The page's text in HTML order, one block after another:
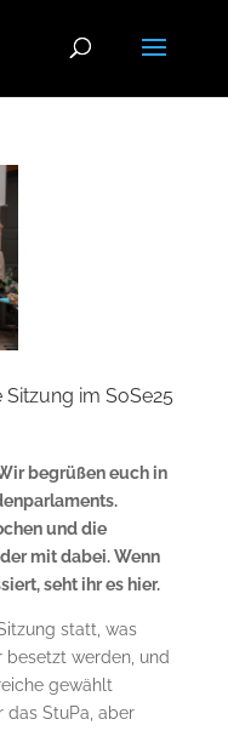
im SoSe25
begrüßen euch in
und die
mit dabei. Wenn
seht ihr es hier.
statt, was
besetzt werden, und
gewählt
das StuPa, aber